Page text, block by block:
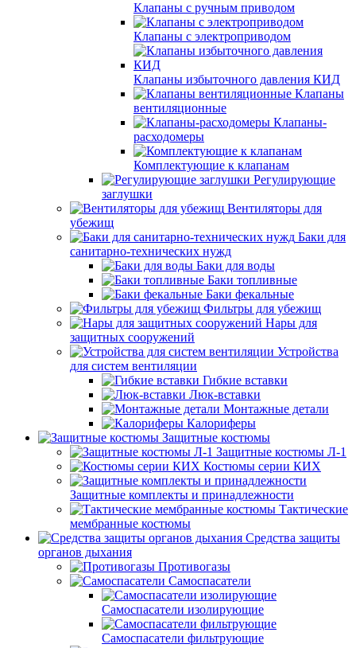
Клапаны с ручным приводом
Клапаны с электроприводом
Клапаны избыточного давления КИД
Клапаны
вентиляционные
Клапаны-
расходомеры
Комплектующие к клапанам
Регулирующие
заглушки
Вентиляторы для
убежищ
Баки для
санитарно-технических нужд
Баки для воды
Баки топливные
Баки фекальные
Фильтры для убежищ
Нары для
защитных сооружений
Устройства
для систем вентиляции
Гибкие вставки
Люк-вставки
Монтажные детали
Калориферы
Защитные костюмы
Защитные костюмы Л-1
Костюмы серии КИХ
Защитные комплекты и принадлежности
Тактические
мембранные костюмы
Средства защиты
органов дыхания
Противогазы
Самоспасатели
Самоспасатели изолирующие
Самоспасатели фильтрующие